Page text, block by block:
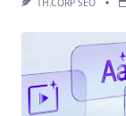
TH.CORP SEO